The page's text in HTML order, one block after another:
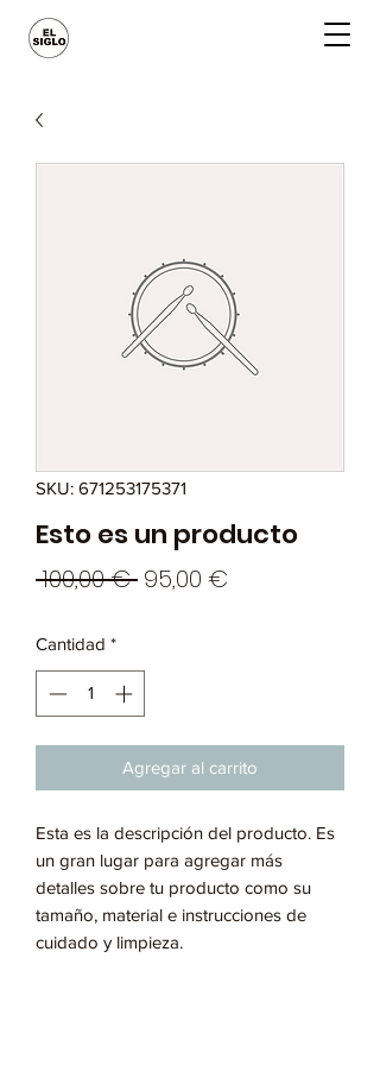
SKU: 671253175371
Esto es un producto
100,00 € Precio
95,00 €
Cantidad *
Agregar al carrito
Esta es la descripción del producto. Es
un gran lugar para agregar más
detalles sobre tu producto como su
tamaño, material e instrucciones de
cuidado y limpieza.